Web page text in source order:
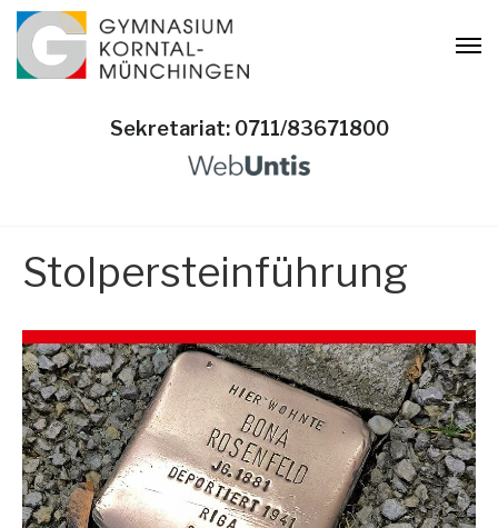
Sekretariat: 0711/83671800
Stolpersteinführung